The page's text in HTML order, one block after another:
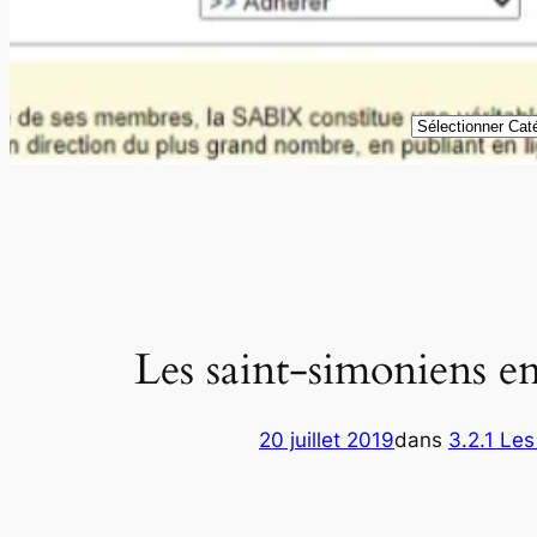
Catégories
Les saint-simoniens
20 juillet 2019dans 3.2.1